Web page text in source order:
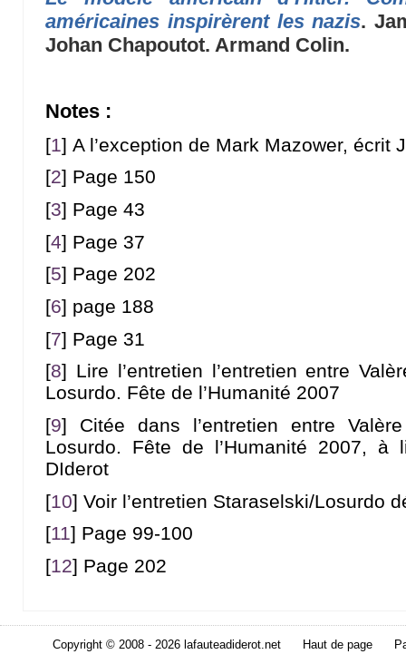
américaines inspirèrent les nazis.
Johan Chapoutot. Armand Colin.
Notes :
[1]A l’exception de Mark Mazower, écrit
[2] Page 150
[3] Page 43
[4] Page 37
[5] Page 202
[6] page 188
[7] Page 31
[8] Lire l’entretien l’entretien entre
Losurdo. Fête de l’Humanité 2007
[9] Citée dans l’entretien entre
Losurdo. Fête de l’Humanité 2007,
DIderot
[10]Voir l’entretien Staraselski/Losurdo
[11] Page 99-100
[12] Page 202
Copyright © 2008 - 2026 lafauteadiderot.net Haut de page